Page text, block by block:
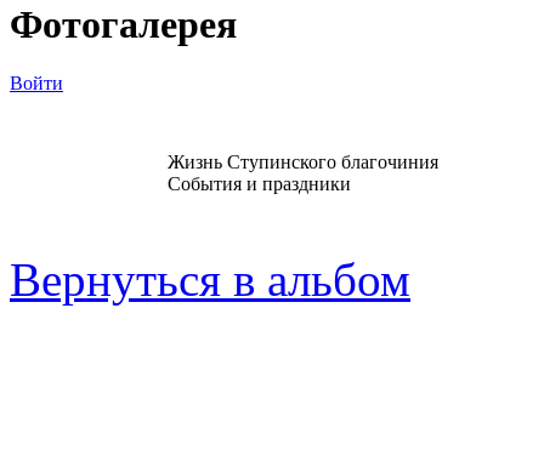
Фотогалерея
Войти
Жизнь Ступинского благочиния
События и праздники
Вернуться в альбом